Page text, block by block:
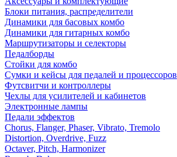
Блоки питания, распределители
Динамики для басовых комбо
Динамики для гитарных комбо
Маршрутизаторы и селекторы
Педалборды
Стойки для комбо
Сумки и кейсы для педалей и процессоров
Футсвитчи и контроллеры
Чехлы для усилителей и кабинетов
Электронные лампы
Педали эффектов
Chorus, Flanger, Phaser, Vibrato, Tremolo
Distortion, Overdrive, Fuzz
Octaver, Pitch, Harmonizer